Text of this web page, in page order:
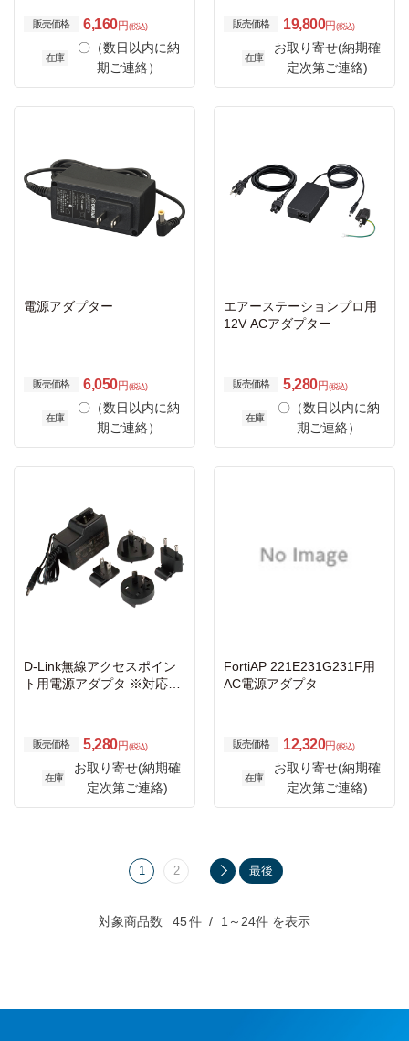
販売価格 6,160円 (税込)
在庫
〇（数日以内に納
期ご連絡）
販売価格 19,800円 (税込)
在庫
お取り寄せ(納期確
定次第ご連絡)
電源アダプター
販売価格 6,050円 (税込)
在庫
〇（数日以内に納
期ご連絡）
エアーステーションプロ用
12V ACアダプター
販売価格 5,280円 (税込)
在庫
〇（数日以内に納
期ご連絡）
D-Link無線アクセスポイン
ト用電源アダプタ ※対応製
販売価格 5,280円 (税込)
在庫
お取り寄せ(納期確
定次第ご連絡)
FortiAP 221E231G231F用
AC電源アダプタ
販売価格 12,320円 (税込)
在庫
お取り寄せ(納期確
定次第ご連絡)
対象商品数 45件 1～24件 を表示
1 2 最後